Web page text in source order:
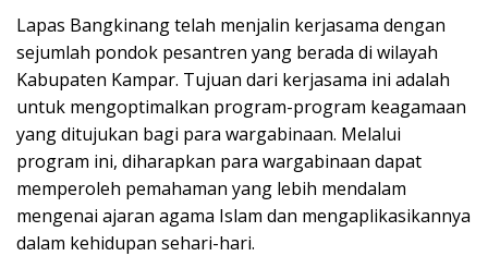
Lapas Bangkinang telah menjalin kerjasama dengan
sejumlah pondok pesantren yang berada di wilayah
Kabupaten Kampar. Tujuan dari kerjasama ini adalah
untuk mengoptimalkan program-program keagamaan
yang ditujukan bagi para wargabinaan. Melalui
program ini, diharapkan para wargabinaan dapat
memperoleh pemahaman yang lebih mendalam
mengenai ajaran agama Islam dan mengaplikasikannya
dalam kehidupan sehari-hari.